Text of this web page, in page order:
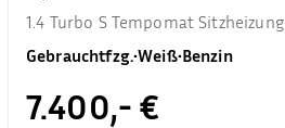
1.4 Turbo S Tempomat Sitzheizung
Gebrauchtfzg.•Weiß•Benzin
7.400,- €